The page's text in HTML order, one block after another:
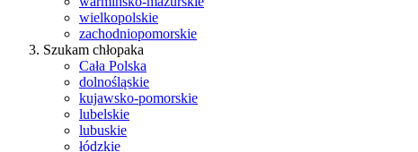
wielkopolskie
zachodniopomorskie
Szukam chłopaka
Cała Polska
dolnośląskie
kujawsko-pomorskie
lubelskie
lubuskie
łódzkie